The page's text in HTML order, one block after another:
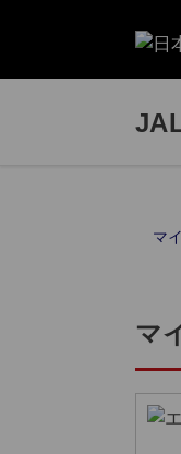
マ
マ